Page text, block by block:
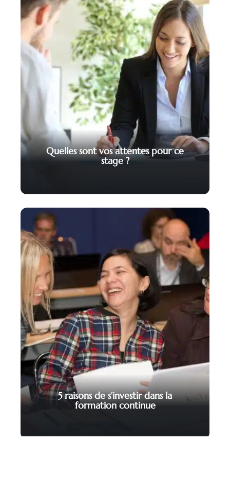
Quelles sont vos attentes pour ce
stage ?
5 raisons de s’investir dans la
formation continue